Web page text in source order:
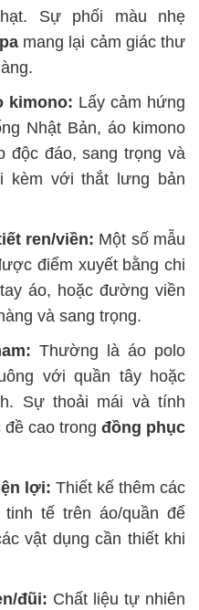
Sự phối màu nhẹ
mang lại cảm giác thư
kimono: Lấy cảm hứng
Nhật Bản, áo kimono
độc đáo, sang trọng và
kèm với thắt lưng bản
ren/viền: Một số mẫu
điểm xuyết bằng chi
áo, hoặc đường viền
và sang trọng.
Thường là áo polo
với quần tây hoặc
Sự thoải mái và tính
cao trong đồng phục
lợi: Thiết kế thêm các
tế trên áo/quần để
vật dụng cần thiết khi
đũi: Chất liệu tự nhiên